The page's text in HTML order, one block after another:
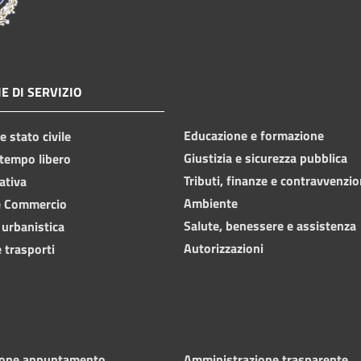
DI SERVIZIO
stato civile
libero
trasporti
Educazione e formazione
Giustizia e sicurezza pubblica
Tributi, finanze e
Ambiente
Salute, benessere e assistenza
Autorizzazioni